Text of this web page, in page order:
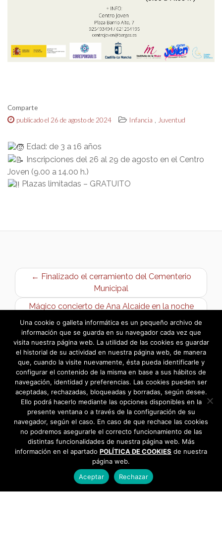
Comparte
publicado el 26 de agosto de 2024
Infancia , Juventud
Edad: de 3 a 16 años
Inscripciones del 26 al 29 de agosto en el Centro
Joven (9.00 a 14.00 h.)
Plazas limitadas – GRATUITO
← Finalizado el cerramiento del Cementerio
Municipal
Mágico concierto de Ana Alcaide en la noche
del viernes, 23 de Agosto de 2024 →
Una cookie o galleta informática es un pequeño archivo de
información que se guarda en su navegador cada vez que
visita nuestra página web. La utilidad de las cookies es guardar
el historial de su actividad en nuestra página web, de manera
que, cuando la visite nuevamente, ésta pueda identificarle y
configurar el contenido de la misma en base a sus hábitos de
navegación, identidad y preferencias. Las cookies pueden ser
aceptadas, rechazadas, bloqueadas y borradas, según desee.
Ello podrá hacerlo mediante las opciones disponibles en la
presente ventana o a través de la configuración de su
navegador, según el caso. En caso de que rechace las cookies
no podremos asegurarle el correcto funcionamiento de las
distintas funcionalidades de nuestra página web. Más
información en el apartado POLÍTICA DE COOKIES de nuestra
página web.
Aceptar
Rechazar